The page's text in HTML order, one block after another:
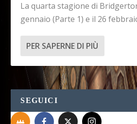
La quarta stagione di
gennaio (Parte 1) e il 26
PER SAPERNE DI PIÙ
SEGUICI